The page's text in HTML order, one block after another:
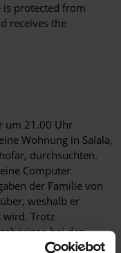
is protected from
receives the
um 21.00 Uhr
Wohnung in Salala,
durchsuchten.
Computer
der Familie von
weshalb er
wird. Trotz
bei den
über den Verbleib